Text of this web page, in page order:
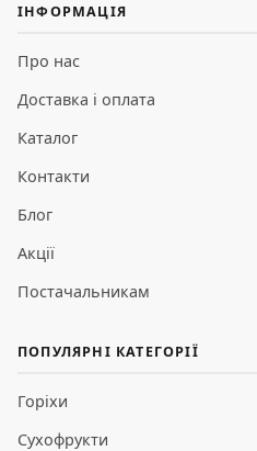
ІНФОРМАЦІЯ
Про нас
Доставка і оплата
Каталог
Контакти
Блог
Акції
Постачальникам
ПОПУЛЯРНІ КАТЕГОРІЇ
Горіхи
Сухофрукти